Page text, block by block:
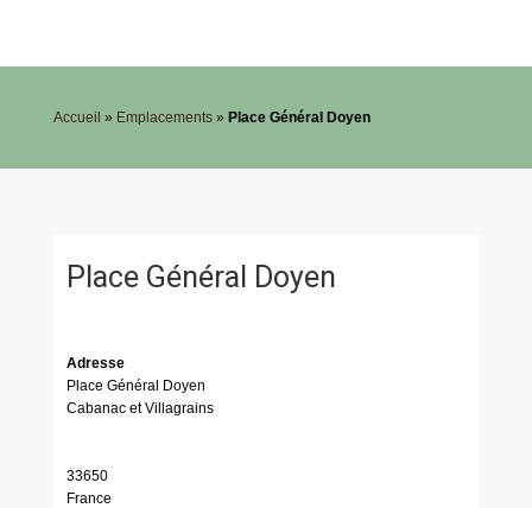
Accueil » Emplacements» Place Général Doyen
Place Général Doyen
Adresse
Place Général Doyen
Cabanac et Villagrains
33650
France